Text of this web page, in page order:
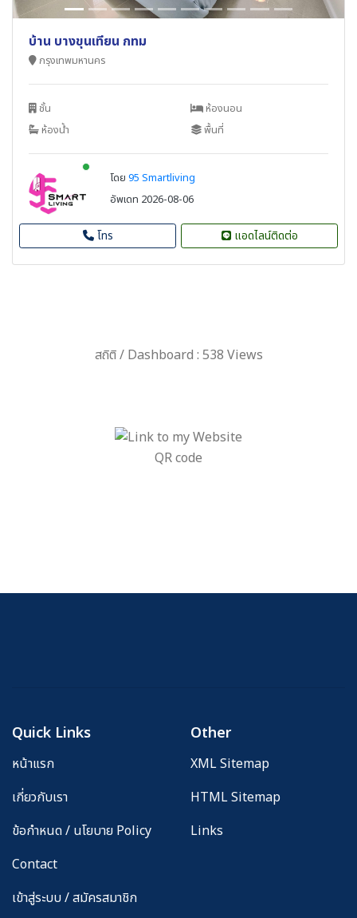
บ้าน บางขุนเทียน กทม
กรุงเทพมหานคร
ชั้น
ห้องนอน
ห้องน้ำ
พื้นที่
New alerts
โดย 95 Smartliving
อัพเดท 2026-08-06
โทร แอดไลน์ติดต่อ
สถิติ / Dashboard : 538 Views
QR code
Quick Links
หน้าแรก
เกี่ยวกับเรา
ข้อกำหนด / นโยบาย Policy
Contact
เข้าสู่ระบบ / สมัครสมาชิก
Other
XML Sitemap
HTML Sitemap
Links